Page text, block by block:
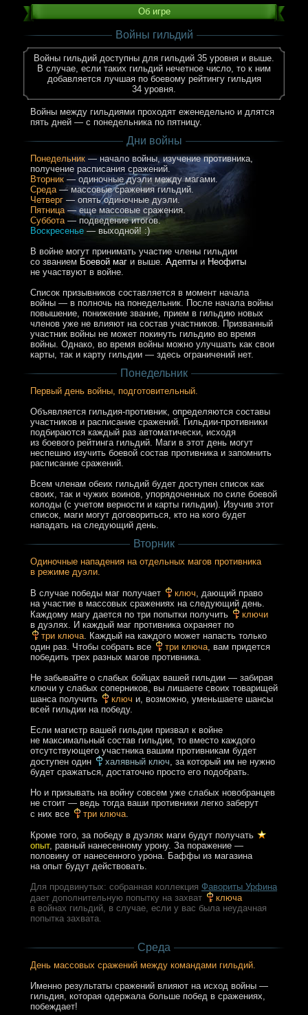
Об игре
Войны гильдий
Войны гильдий доступны для гильдий 35 уровня и выше.
В случае, если таких гильдий нечетное число, то к ним
добавляется лучшая по боевому рейтингу гильдия
34 уровня.
Войны между гильдиями проходят еженедельно и длятся
пять дней — с понедельника по пятницу.
Дни войны
Понедельник— начало войны, изучение противника,
получение расписания сражений.
Вторник — одиночные дуэли между магами.
Среда— массовые сражения гильдий.
Четверг — опять одиночные дуэли.
Пятница— еще массовые сражения.
Суббота— подведение итогов.
Воскресенье — выходной! :)
В войне могут принимать участие члены гильдии
со званием Боевой маг и выше. Адепты и Неофиты
не участвуют в войне.
Список призывников составляется в момент начала
войны — в полночь на понедельник. После начала войны
повышение, понижение звание, прием в гильдию новых
членов уже не влияют на состав участников. Призванный
участник войны не может покинуть гильдию во время
войны. Однако, во время войны можно улучшать как свои
карты, так и карту гильдии — здесь ограничений нет.
Понедельник
Первый день войны, подготовительный.
Объявляется гильдия-противник, определяются составы
участников и расписание сражений. Гильдии-противники
подбираются каждый раз автоматически, исходя
из боевого рейтинга гильдий. Маги в этот день могут
неспешно изучить боевой состав противника и запомнить
расписание сражений.
Всем членам обеих гильдий будет доступен список как
своих, так и чужих воинов, упорядоченных по силе боевой
колоды (с учетом верности и карты гильдии). Изучив этот
список, маги могут договориться, кто на кого будет
нападать на следующий день.
Вторник
Одиночные нападения на отдельных магов противника
в режиме дуэли.
В случае победы маг получает ключ, дающий право
на участие в массовых сражениях на следующий день.
Каждому магу дается по три попытки получить
ключи
в дуэлях. И каждый маг противника охраняет по
три ключа. Каждый на каждого может напасть только
один раз. Чтобы собрать все
три ключа, вам придется
победить трех разных магов противника.
Не забывайте о слабых бойцах вашей гильдии — забирая
ключи у слабых соперников, вы лишаете своих товарищей
шанса получить
ключ и, возможно, уменьшаете шансы
всей гильдии на победу.
Если магистр вашей гильдии призвал к войне
не максимальный состав гильдии, то вместо каждого
отсутствующего участника вашим противникам будет
доступен один
халявный ключ, за который им не нужно
будет сражаться, достаточно просто его подобрать.
Но и призывать на войну совсем уже слабых новобранцев
не стоит — ведь тогда ваши противники легко заберут
с них все
три ключа.
Кроме того, за победу в дуэлях маги будут получать
опыт, равный нанесенному урону. За поражение —
половину от нанесенного урона. Баффы из магазина
на опыт будут действовать.
Для продвинутых: собранная коллекция Фавориты Урфина
дает дополнительную попытку на захват
ключа
в войнах гильдий, в случае, если у вас была неудачная
попытка захвата.
Среда
День массовых сражений между командами гильдий.
Именно результаты сражений влияют на исход войны —
гильдия, которая одержала больше побед в сражениях,
побеждает!